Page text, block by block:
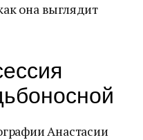
она выглядит
Анастасии